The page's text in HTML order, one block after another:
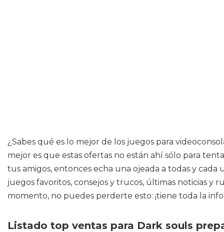
¿Sabes qué es lo mejor de los juegos para
mejor es que estas ofertas no están ahí sólo para
tus amigos, entonces echa una ojeada a todas y
juegos favoritos, consejos y trucos, últimas noticias y
momento, no puedes perderte esto: ¡tiene toda la
Listado top ventas para Dark souls